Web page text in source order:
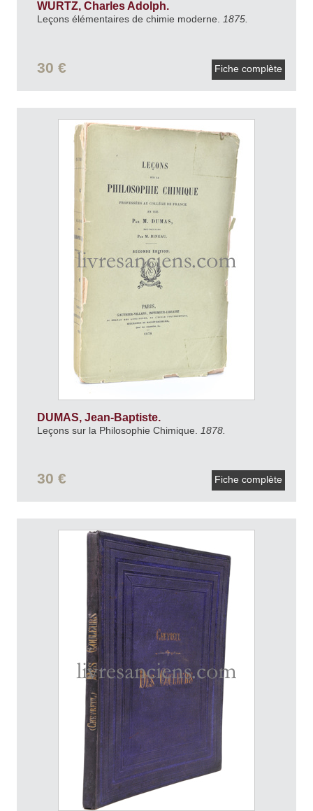
WURTZ, Charles Adolph.
Leçons élémentaires de chimie moderne. 1875.
30 € Fiche complète
DUMAS, Jean-Baptiste.
Leçons sur la Philosophie Chimique. 1878.
30 € Fiche complète